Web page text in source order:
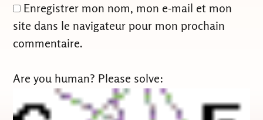
Enregistrer mon nom, mon e-mail et mon
site dans le navigateur pour mon prochain
commentaire.
Are you human? Please solve: